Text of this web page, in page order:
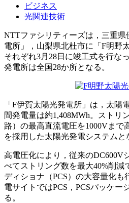
ビジネス
光関連技術
NTTファシリティーズは，三重県
電所」，山梨県北杜市に「F明野
それぞれ3月28日に竣工式を行な
発電所は全国28か所となる。
「F伊賀太陽光発電所」は，太陽
間発電量は約1,408MWh。ストリ
路）の最高直流電圧を1000Vまで
を採用した太陽光発電システムと
高電圧化により，従来のDC600V
べてストリング数を最大40%削減
ディショナ（PCS）の大容量化も
電サイトではPCS，PCSパッケー
る。